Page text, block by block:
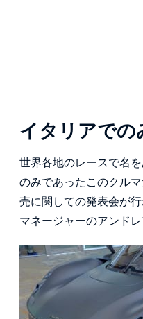
イタリアでの
世界各地のレースで名
のみであったこのクル
売に関しての発表会が
マネージャーのアンド